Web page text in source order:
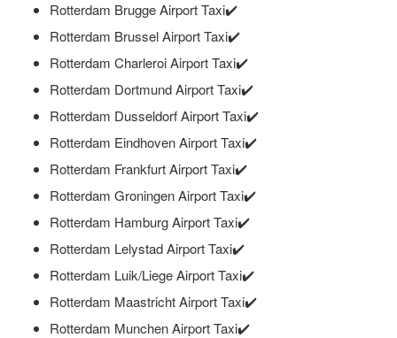
Rotterdam Brugge Airport Taxi✔️
Rotterdam Brussel Airport Taxi✔️
Rotterdam Charleroi Airport Taxi✔️
Rotterdam Dortmund Airport Taxi✔️
Rotterdam Dusseldorf Airport Taxi✔️
Rotterdam Eindhoven Airport Taxi✔️
Rotterdam Frankfurt Airport Taxi✔️
Rotterdam Groningen Airport Taxi✔️
Rotterdam Hamburg Airport Taxi✔️
Rotterdam Lelystad Airport Taxi✔️
Rotterdam Luik/Liege Airport Taxi✔️
Rotterdam Maastricht Airport Taxi✔️
Rotterdam Munchen Airport Taxi✔️